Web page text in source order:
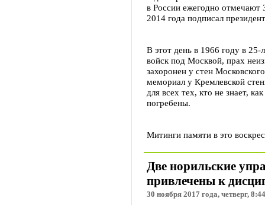
в России ежегодно отмечают
2014 года подписал
В этот день в 1966 году в
войск под Москвой, прах
захоронен у стен
мемориал у Кремлевской
для всех тех, кто не знает,
погребены.
Митинги памяти в это
Две норильские
привлечены к
30 ноября 2017 года, четверг, 8:44